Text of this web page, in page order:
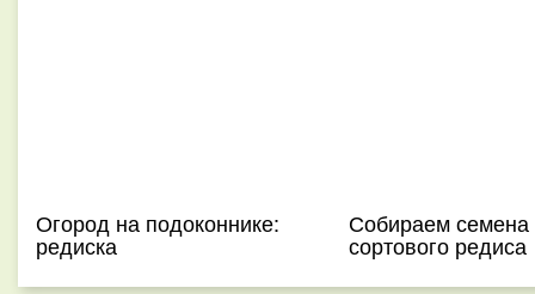
Огород на подоконнике:
редиска
Собираем семена
сортового редиса